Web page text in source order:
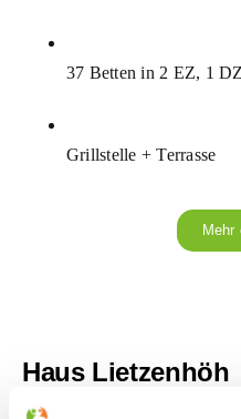
37 Betten in 2 EZ, 1
Grillstelle + Terrasse
Mehr
Haus Lietzenhöh